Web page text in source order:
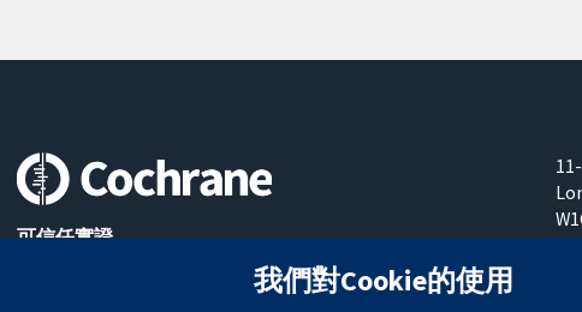
可信任實證
我們對Cookie的使用